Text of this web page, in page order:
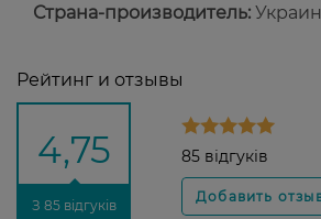
Страна-производитель:
Рейтинг и отзывы
4,75
З 85 відгуків
85 відгуків